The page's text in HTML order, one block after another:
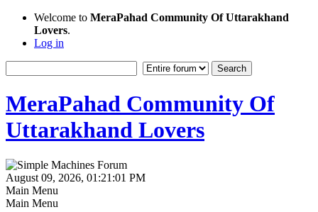
Welcome to MeraPahad Community Of Uttarakhand
Lovers.
Log in
MeraPahad Community Of
Uttarakhand Lovers
August 09, 2026, 01:21:01 PM
Main Menu
Main Menu